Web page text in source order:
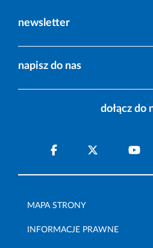
newsletter
napisz do nas
dołącz do
MAPA STRONY
INFORMACJE PRAWNE